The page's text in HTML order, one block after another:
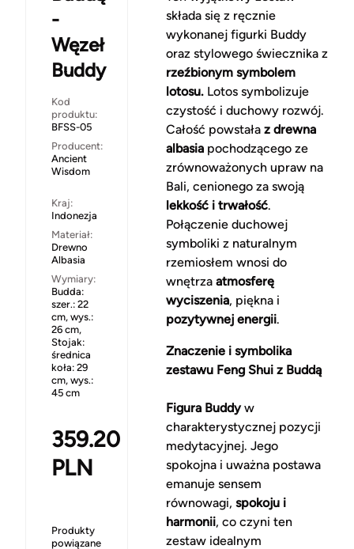
-
Węzeł
Buddy
Kod
produktu:
BFSS-05
Producent:
Ancient
Wisdom
Kraj:
Indonezja
Materiał:
Drewno
Albasia
Wymiary:
Budda:
szer.: 22
cm, wys.:
26 cm,
Stojak:
średnica
koła: 29
cm, wys.:
45 cm
359.20
PLN
Produkty
powiązane
składa się z ręcznie
wykonanej figurki Buddy
oraz stylowego świecznika z
rzeźbionym symbolem
lotosu.Lotos symbolizuje
czystość i duchowy rozwój.
Całość powstała z drewna
albasiapochodzącego ze
zrównoważonych upraw na
Bali, cenionego za swoją
lekkość i trwałość.
Połączenie duchowej
symboliki z naturalnym
rzemiosłem wnosi do
wnętrza atmosferę
wyciszenia, piękna i
pozytywnej energii.
Znaczenie i symbolika
zestawu Feng Shui z Buddą
Figura Buddyw
charakterystycznej pozycji
medytacyjnej. Jego
spokojna i uważna postawa
emanuje sensem
równowagi, spokoju i
harmonii, co czyni ten
zestaw idealnym